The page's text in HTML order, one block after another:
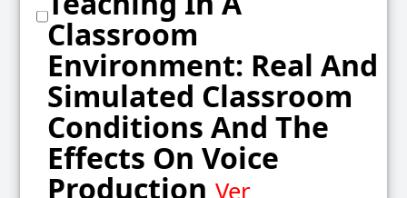
Classroom
Environment: Real And
Simulated Classroom
Conditions And The
Effects On Voice
Production Ver